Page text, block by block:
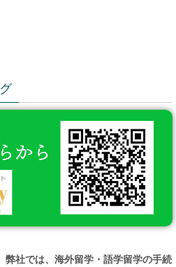
では、海外留学・語学留学の手続